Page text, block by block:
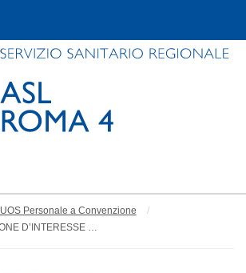
UOS Personale a Convenzione
AVVISO MANIFESTAZIONE D’INTERESSE PER CONFERIMENTO DI INCARICO Dl LAVORO LIBERO PROFESSIONALE PER ESIGENZE CORRELATE AL SERVIZIO DI CONTINUITA’ ASSISTENZIALE PRESSO I DISTRETTI SANITARI 1, 2, 3 E 4 DELLA ASL ROMA 4